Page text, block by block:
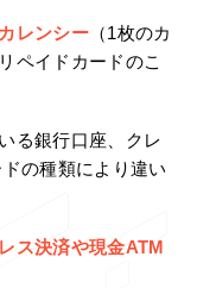
レンシー （1枚のカ
ペイドカードのこ
る銀行口座、クレ
の種類により違い
ス決済や現金ATM